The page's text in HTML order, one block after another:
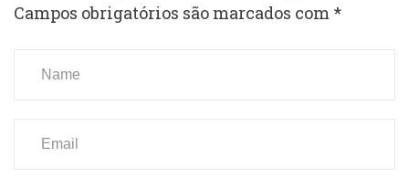
Campos obrigatórios são marcados com *